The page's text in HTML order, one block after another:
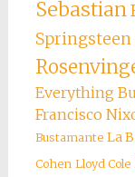
Sebastian
Springsteen
Everything
Francisco
Bustamante La
Cohen Lloyd Cole